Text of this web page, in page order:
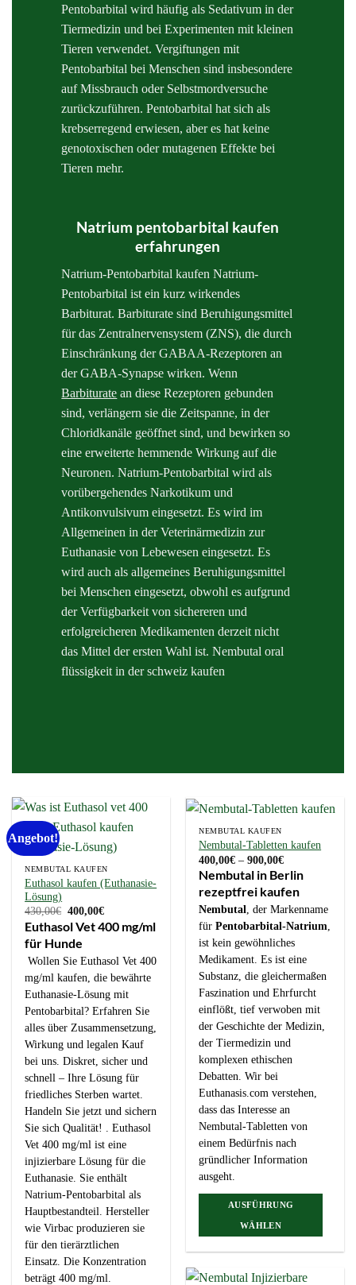
Pentobarbital wird häufig als Sedativum in der
Tiermedizin und bei Experimenten mit kleinen
Tieren verwendet. Vergiftungen mit
Pentobarbital bei Menschen sind insbesondere
auf Missbrauch oder Selbstmordversuche
zurückzuführen. Pentobarbital hat sich als
krebserregend erwiesen, aber es hat keine
genotoxischen oder mutagenen Effekte bei
Tieren mehr.
Natrium pentobarbital kaufen
erfahrungen
Natrium-Pentobarbital kaufen Natrium-
Pentobarbital ist ein kurz wirkendes
Barbiturat. Barbiturate sind Beruhigungsmittel
für das Zentralnervensystem (ZNS), die durch
Einschränkung der GABAA-Rezeptoren an
der GABA-Synapse wirken. Wenn
Barbiturate an diese Rezeptoren gebunden
sind, verlängern sie die Zeitspanne, in der
Chloridkanäle geöffnet sind, und bewirken so
eine erweiterte hemmende Wirkung auf die
Neuronen. Natrium-Pentobarbital wird als
vorübergehendes Narkotikum und
Antikonvulsivum eingesetzt. Es wird im
Allgemeinen in der Veterinärmedizin zur
Euthanasie von Lebewesen eingesetzt. Es
wird auch als allgemeines Beruhigungsmittel
bei Menschen eingesetzt, obwohl es aufgrund
der Verfügbarkeit von sichereren und
erfolgreicheren Medikamenten derzeit nicht
das Mittel der ersten Wahl ist. Nembutal oral
flüssigkeit in der schweiz kaufen
Angebot!
NEMBUTAL KAUFEN
Euthasol kaufen (Euthanasie-
Lösung)
430,00€ Ursprünglicher
Preis
war:
430,00€
400,00€Aktueller
Preis
ist:
Euthasol Vet 400 mg/ml
für Hunde
Wollen Sie Euthasol Vet 400
mg/ml kaufen, die bewährte
Euthanasie-Lösung mit
Pentobarbital? Erfahren Sie
alles über Zusammensetzung,
Wirkung und legalen Kauf
bei uns. Diskret, sicher und
schnell – Ihre Lösung für
friedliches Sterben wartet.
Handeln Sie jetzt und sichern
Sie sich Qualität! . Euthasol
Vet 400 mg/ml ist eine
injizierbare Lösung für die
Euthanasie. Sie enthält
Natrium-Pentobarbital als
Hauptbestandteil. Hersteller
wie Virbac produzieren sie
für den tierärztlichen
Einsatz. Die Konzentration
beträgt 400 mg/ml.
NEMBUTAL KAUFEN
Nembutal-Tabletten kaufen
400,00€ –900,00€Preisspanne:
400,00€
bis
900,00€
Nembutal in Berlin
rezeptfrei kaufen
Nembutal, der Markenname
fürPentobarbital-Natrium,
ist kein gewöhnliches
Medikament. Es ist eine
Substanz, die gleichermaßen
Faszination und Ehrfurcht
einflößt, tief verwoben mit
der Geschichte der Medizin,
der Tiermedizin und
komplexen ethischen
Debatten. Wir bei
Euthanasis.com verstehen,
dass das Interesse an
Nembutal-Tabletten von
einem Bedürfnis nach
gründlicher Information
ausgeht.
AUSFÜHRUNG
WÄHLEN
weist